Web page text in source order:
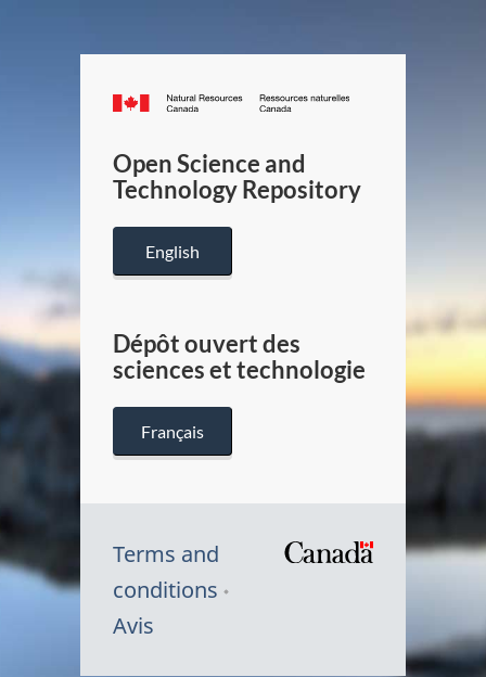
Canada.ca
/
Canada
Open Science and
Technology Repository
English
Dépôt ouvert des
sciences et technologie
Français
Terms and
conditions
Avis